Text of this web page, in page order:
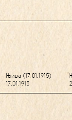
Њива (17.01.1915)
17.01.1915